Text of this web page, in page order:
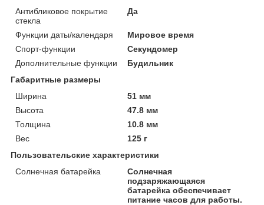
Антибликовое покрытие
стекла
Да
Функции даты/календаря
Мировое время
Спорт-функции
Секундомер
Дополнительные функции
Будильник
Габаритные размеры
Ширина
51 мм
Высота
47.8 мм
Толщина
10.8 мм
Вес
125 г
Пользовательские характеристики
Солнечная батарейка
Солнечная
подзаряжающаяся
батарейка обеспечивает
питание часов для работы.